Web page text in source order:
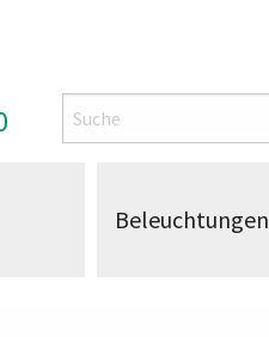
Beleuchtungen